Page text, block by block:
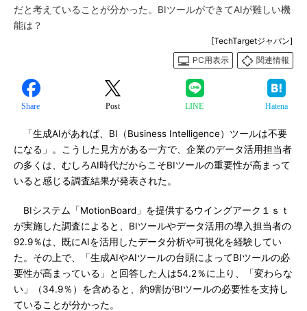
だと考えていることが分かった。BIツールができてAIが難しい機
能は？
[TechTargetジャパン]
PC用表示
関連情報
Share Post LINE Hatena
「生成AIがあれば、BI（Business Intelligence）ツールは不要
になる」。こうした見方がある一方で、企業のデータ活用担当者
の多くは、むしろAI時代だからこそBIツールの重要性が高まって
いると感じる調査結果が発表された。
BIシステム「MotionBoard」を提供するウイングアーク１ｓｔ
が実施した調査によると、BIツールやデータ活用の導入担当者の
92.9％は、既にAIを活用したデータ分析や可視化を経験してい
た。その上で、「生成AIやAIツールの台頭によってBIツールの必
要性が高まっている」と回答した人は54.2％に上り、「変わらな
い」（34.9％）を含めると、約9割がBIツールの必要性を支持し
ていることが分かった。